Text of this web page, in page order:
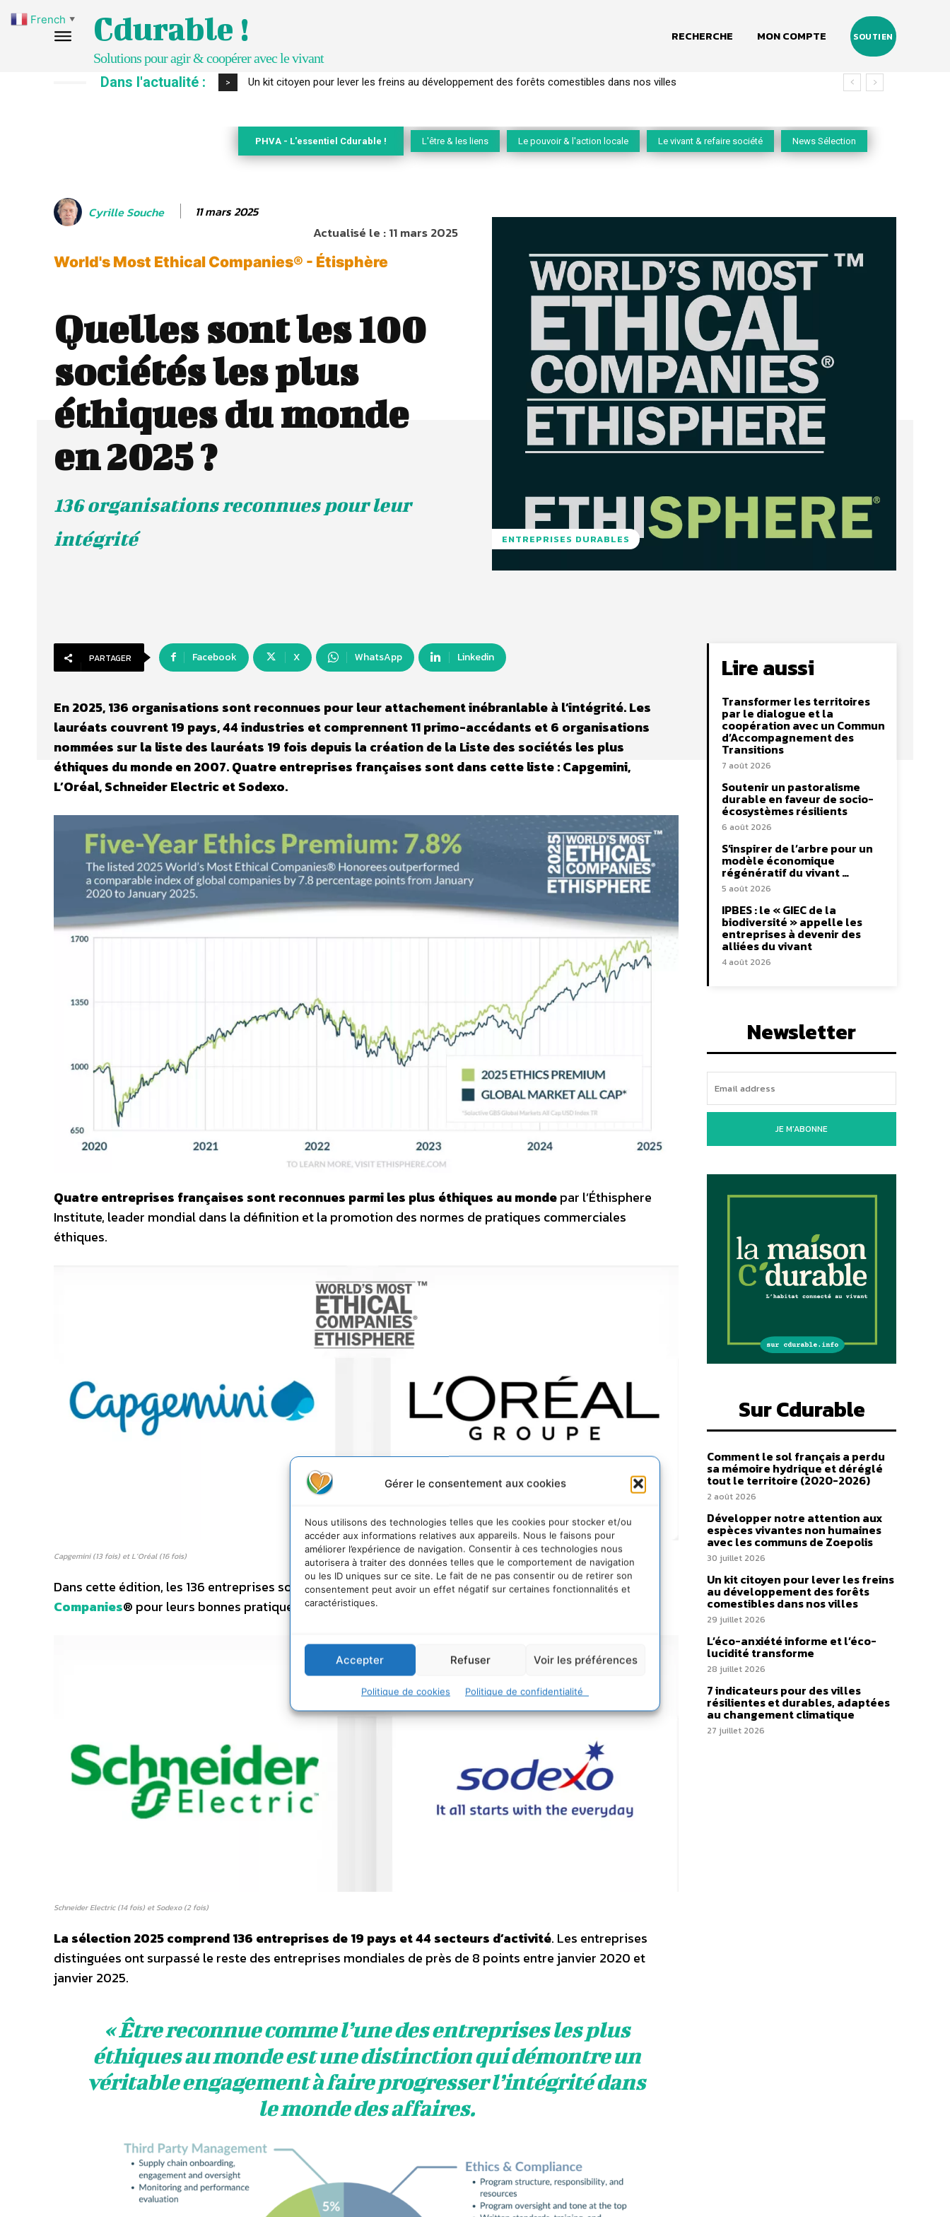
Gérer le consentement aux cookies
Nous utilisons des technologies telles que les cookies pour stocker et/ou
accéder aux informations relatives aux appareils. Nous le faisons pour
améliorer l’expérience de navigation. Consentir à ces technologies nous
autorisera à traiter des données telles que le comportement de navigation
ou les ID uniques sur ce site. Le fait de ne pas consentir ou de retirer son
consentement peut avoir un effet négatif sur certaines fonctionnalités et
caractéristiques.
Accepter Refuser Voir les préférences
Politique de cookies Politique de confidentialité
Cdurable !
Solutions pour agir & coopérer avec le vivant
RECHERCHE MON COMPTE SOUTIEN
Dans l'actualité : > Un kit citoyen pour lever les freins au développement des forêts comestibles dans nos villes
PHVA - L'essentiel Cdurable ! L'être & les liens Le pouvoir & l'action locale Le vivant & refaire société News Sélection
Cyrille Souche 11 mars 2025
Actualisé le :11 mars 2025
World's Most Ethical Companies® - Étisphère
Quelles sont les 100
sociétés les plus
éthiques du monde
en 2025 ?
136 organisations reconnues pour leur
intégrité
ENTREPRISES DURABLES
PARTAGER Facebook X WhatsApp Linkedin
En 2025, 136 organisations sont reconnues pour leur attachement inébranlable à l’intégrité. Les
lauréats couvrent 19 pays, 44 industries et comprennent 11 primo-accédants et 6 organisations
nommées sur la liste des lauréats 19 fois depuis la création de la Liste des sociétés les plus
éthiques du monde en 2007.Quatre entreprises françaises sont dans cette liste : Capgemini,
L’Oréal, Schneider Electric et Sodexo.
Quatre entreprises françaises sont reconnues parmi les plus éthiques au mondepar l’Éthisphere
Institute, leader mondial dans la définition et la promotion des normes de pratiques commerciales
éthiques.
Capgemini (13 fois) et L’Oréal (16 fois)
Dans cette édition, les 136 entreprises sont présentes dansla liste 2025 desWorld’s Most Ethical
Companies® pour leurs bonnes pratiques et leur politique RSE / ESG.
Schneider Electric (14 fois) et Sodexo (2 fois)
La sélection 2025 comprend 136 entreprises de 19 pays et 44 secteurs d’activité. Les entreprises
distinguées ont surpassé le reste des entreprises mondiales de près de 8 points entre janvier 2020 et
janvier 2025.
« Être reconnue comme l’une des entreprises les plus
éthiques au monde est une distinction qui démontre un
véritable engagement à faire progresser l’intégrité dans
le monde des affaires.
Lire aussi
Transformer les territoires
par le dialogue et la
coopération avec un Commun
d’Accompagnement des
Transitions
7 août 2026
Soutenir un pastoralisme
durable en faveur de socio-
écosystèmes résilients
6 août 2026
S’inspirer de l’arbre pour un
modèle économique
régénératif du vivant …
5 août 2026
IPBES : le « GIEC de la
biodiversité » appelle les
entreprises à devenir des
alliées du vivant
4 août 2026
Newsletter
JE M'ABONNE
Sur Cdurable
Comment le sol français a perdu
sa mémoire hydrique et déréglé
tout le territoire (2020-2026)
2 août 2026
Développer notre attention aux
espèces vivantes non humaines
avec les communs de Zoepolis
30 juillet 2026
Un kit citoyen pour lever les freins
au développement des forêts
comestibles dans nos villes
29 juillet 2026
L’éco-anxiété informe et l’éco-
lucidité transforme
28 juillet 2026
7 indicateurs pour des villes
résilientes et durables, adaptées
au changement climatique
27 juillet 2026
French ▼